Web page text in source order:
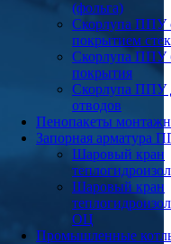
(фольга)
Скорлупа ППУ
покрытием
Скорлупа ППУ
покрытия
Скорлупа ППУ
отводов
Пенопакеты
Запорная арматура
Шаровый кран
Шаровый кран
ОЦ
Промышленные